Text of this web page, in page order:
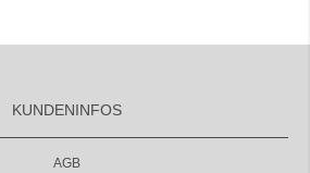
KUNDENINFOS
AGB